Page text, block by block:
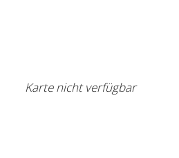
Karte nicht verfügbar